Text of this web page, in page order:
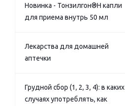
Новинка - Тонзилгон®Н капли
для приема внутрь 50 мл
Лекарства для домашней
аптечки
Грудной сбор (1, 2, 3, 4): в каких
случаях употреблять, как